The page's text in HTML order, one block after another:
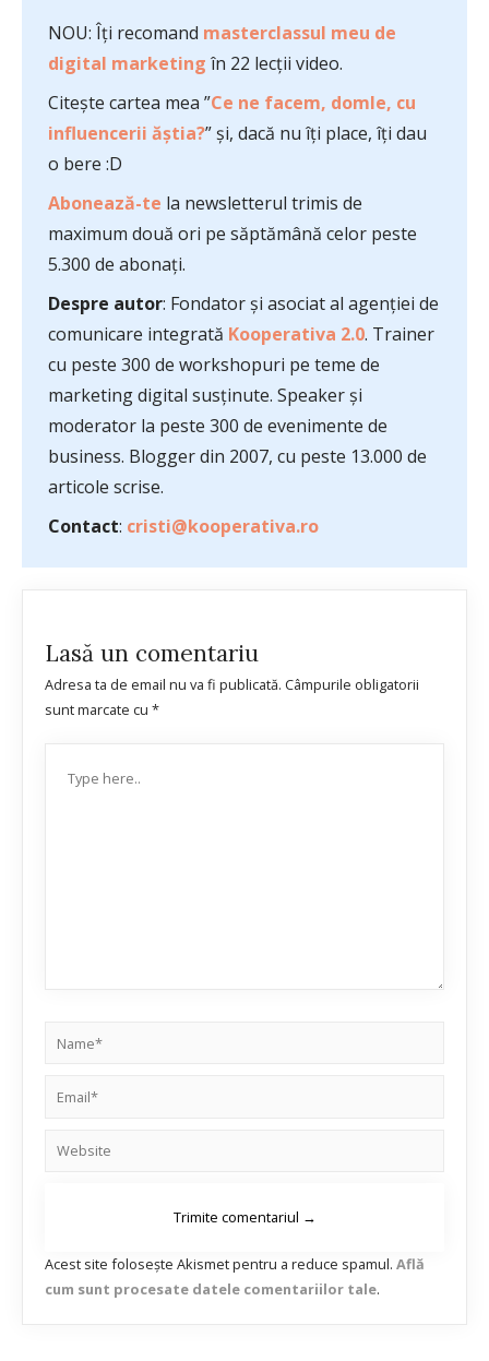
NOU: Îți recomand masterclassul meu de
digital marketing în 22 lecții video.
Citește cartea mea ”Ce ne facem, domle, cu
influencerii ăștia?” și, dacă nu îți place, îți dau
o bere :D
Abonează-te la newsletterul trimis de
maximum două ori pe săptămână celor peste
5.300 de abonați.
Despre autor: Fondator și asociat al agenției de
comunicare integrată Kooperativa 2.0. Trainer
cu peste 300 de workshopuri pe teme de
marketing digital susținute. Speaker și
moderator la peste 300 de evenimente de
business. Blogger din 2007, cu peste 13.000 de
articole scrise.
Contact: cristi@kooperativa.ro
Lasă un comentariu
Adresa ta de email nu va fi publicată. Câmpurile obligatorii
sunt marcate cu *
Acest site folosește Akismet pentru a reduce spamul. Află
cum sunt procesate datele comentariilor tale.